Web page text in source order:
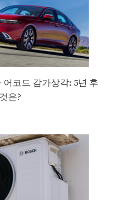
코드 감가상각: 5년 후
은?